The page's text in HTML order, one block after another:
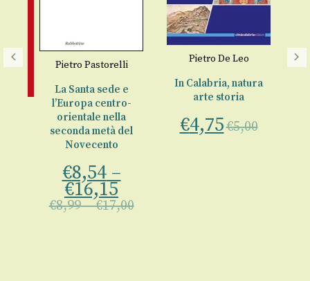
Pietro Pastorelli
La Santa sede e
l’Europa centro-
orientale nella
seconda metà del
Novecento
€8,54–
€16,15
€8,99–€17,00
Pietro De Leo
In Calabria, natura
arte storia
€4,75€5,00